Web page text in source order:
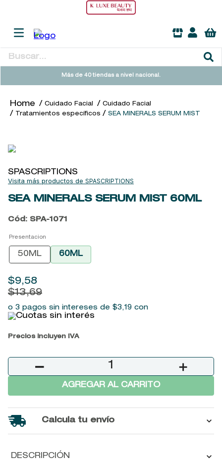
Buscar...
Más de 40 tiendas a nivel nacional.
Cuidado Facial
Cuidado Facial
Tratamientos específicos
SEA MINERALS SERUM MIST
SPASCRIPTIONS
SPASCRIPTIONS
SEA MINERALS SERUM MIST 60ML
Cód : SPA-1071
Presentacion
50ML 60ML
$9,58
$13,69
o 3 pagos sin intereses de $3,19 con
Precios incluyen IVA
＋
－
AGREGAR AL CARRITO
Calcula tu envío
DESCRIPCIÓN
TÉRMINOS MÁS BUSCADOS
2.
heathcote
4.
6.
giftset
7.
cleanance
10. baylis